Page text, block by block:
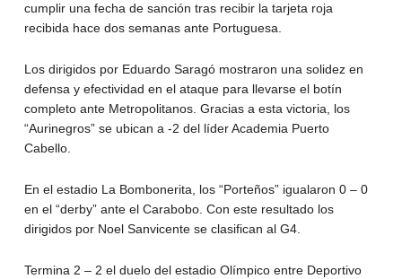
cumplir una fecha de sanción tras recibir la tarjeta roja
recibida hace dos semanas ante Portuguesa.
Los dirigidos por Eduardo Saragó mostraron una solidez en
defensa y efectividad en el ataque para llevarse el botín
completo ante Metropolitanos. Gracias a esta victoria, los
“Aurinegros” se ubican a -2 del líder Academia Puerto
Cabello.
En el estadio La Bombonerita, los “Porteños” igualaron 0 – 0
en el “derby” ante el Carabobo. Con este resultado los
dirigidos por Noel Sanvicente se clasifican al G4.
Termina 2 – 2 el duelo del estadio Olímpico entre Deportivo